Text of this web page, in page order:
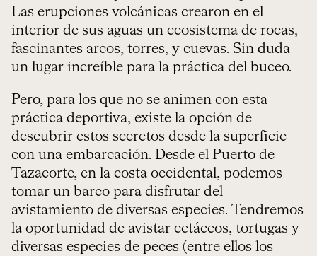
Las erupciones volcánicas crearon en el
interior de sus aguas un ecosistema de rocas,
fascinantes arcos, torres, y cuevas. Sin duda
un lugar increíble para la práctica del buceo.
Pero, para los que no se animen con esta
práctica deportiva, existe la opción de
descubrir estos secretos desde la superficie
con una embarcación. Desde el Puerto de
Tazacorte, en la costa occidental, podemos
tomar un barco para disfrutar del
avistamiento de diversas especies. Tendremos
la oportunidad de avistar cetáceos, tortugas y
diversas especies de peces (entre ellos los